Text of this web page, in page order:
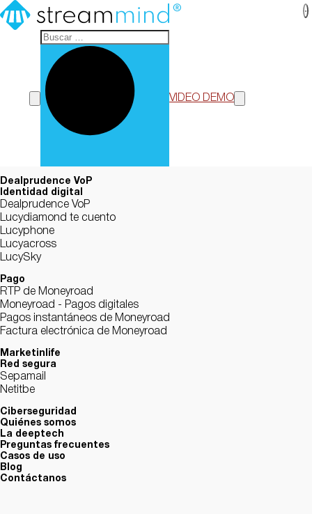
StreamMind
VIDEO DEMO
Dealprudence VoP
Identidad digital
Dealprudence VoP
Lucydiamond te cuento
Lucyphone
Lucyacross
LucySky
Pago
RTP de Moneyroad
Moneyroad - Pagos digitales
Pagos instantáneos de Moneyroad
Factura electrónica de Moneyroad
Marketinlife
Red segura
Sepamail
Netitbe
Ciberseguridad
Quiénes somos
La deeptech
Preguntas frecuentes
Casos de uso
Blog
Contáctanos